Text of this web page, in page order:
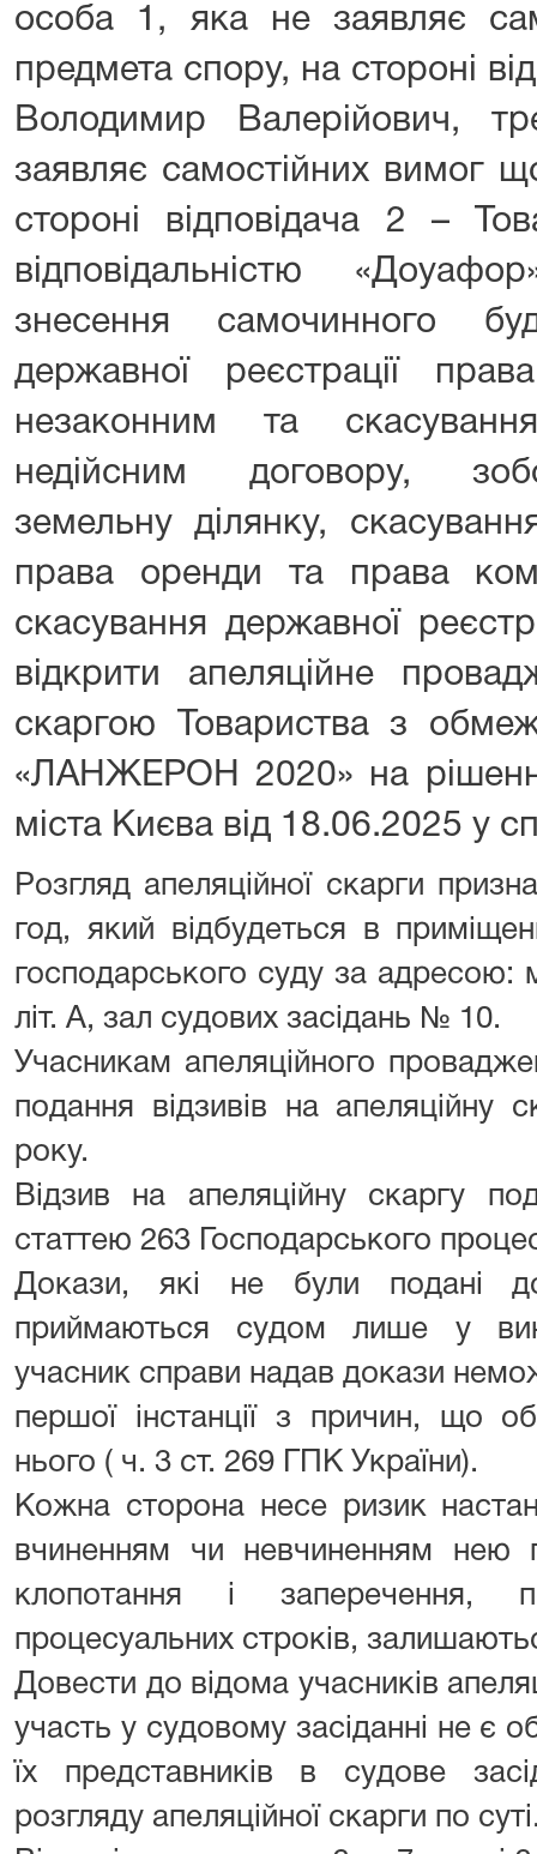
особа 1, яка не заявляє
предмета спору, на стороні
Володимир Валерійович,
заявляє самостійних вимог
стороні відповідача 2 –
відповідальністю
знесення самочинного
державної реєстрації
незаконним та
недійсним договору,
земельну ділянку,
права оренди та права
скасування державної
відкрити апеляційне
скаргою Товариства з
«ЛАНЖЕРОН 2020» на
міста Києва від 18.06.2025 у
Розгляд апеляційної скарги
год, який відбудеться в
господарського суду за
літ. А, зал судових засідань № 10.
Учасникам апеляційного
подання відзивів на апеляційну
року.
Відзив на апеляційну скаргу
статтею 263 Господарського
Докази, які не були подані
приймаються судом лише у
учасник справи надав докази
першої інстанції з причин, що
нього ( ч. 3 ст. 269 ГПК України).
Кожна сторона несе ризик
вчиненням чи невчиненням нею
клопотання і заперечення,
процесуальних строків,
Довести до відома учасників
участь у судовому засіданні не є
їх представників в судове
розгляду апеляційної скарги по